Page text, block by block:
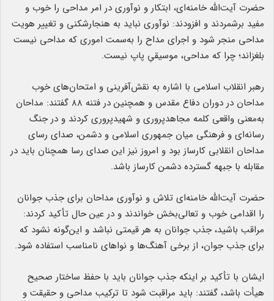
حضرت آیت‌الله خامنه‌ای، ابتکار و نوآوری در امر مداحی را خوب و
مفید برشمردند و افزودند: نوآوری نباید به هنجارشکنی و تغییر هویت
مداحی منجر شود و اجرای مداح را به‌سمت اموری که مداحی نیست
بلغزاند؛ چرا که مداحی، موسیقیِ پاپ نیست.
رهبر انقلاب اسلامی با اشاره به نقش‌آفرینی و امتحان‌های خوب
مداحان در دوران دفاع مقدس و همچنین در فتنه ۸۸ گفتند: مداحان
به‌معنی واقعی کلمه مجاهدپروری و شهیدپروری کردند و در جنگ
رسانه‌ای و فرهنگی میان جمهوری اسلامی و دشمن، صدای رسای
مداحان انقلابی کارساز بود و امروز نیز این صدای رسا همچنان باید در
مقابله با جبهه گسترده دشمن کارساز باشد.
حضرت آیت‌الله خامنه‌ای تلاش و نوآوری مداحان برای جذب جوانان
را اقدامی خوب و تعالی‌بخش خواندند و در عین حال تأکید کردند:
مراقب باشید، جذب جوانان به هر قیمتی نباشد و این‌گونه نشود که
برای جذب جوان، از برخی آهنگ‌ها و نواهای نامناسب استفاده شود.
ایشان با تأکید بر اینکه جذب جوانان باید با حفظ ساختار صحیح
هیأت باشد، گفتند: باید مراقبت شود تا ترکیب مداحی و حقیقت و